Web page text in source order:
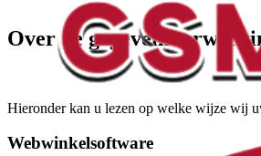
Over de
Hieronder kan u lezen op welke wijze wij
Webwinkelsoftware